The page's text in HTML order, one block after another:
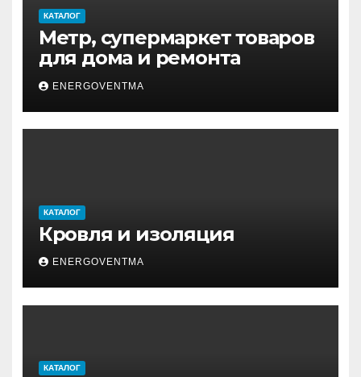
КАТАЛОГ
Метр, супермаркет товаров
для дома и ремонта
ENERGOVENTMA
КАТАЛОГ
Кровля и изоляция
ENERGOVENTMA
КАТАЛОГ